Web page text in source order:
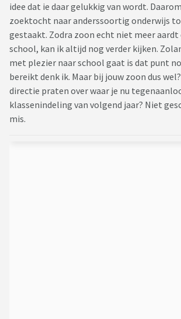
idee dat ie daar gelukkig van wordt.
zoektocht naar anderssoortig onderwijs
gestaakt. Zodra zoon echt niet meer aardt
school, kan ik altijd nog verder kijken.
met plezier naar school gaat is dat punt
bereikt denk ik. Maar bij jouw zoon dus
directie praten over waar je nu
klassenindeling van volgend jaar? Niet
mis.